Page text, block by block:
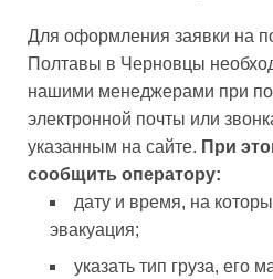
Для оформления заявки на
Полтавы в Черновцы
нашими менеджерами при
электронной почты или
указанным на сайте. При
сообщить оператору:
дату и время, на
эвакуация;
указать тип груза, его